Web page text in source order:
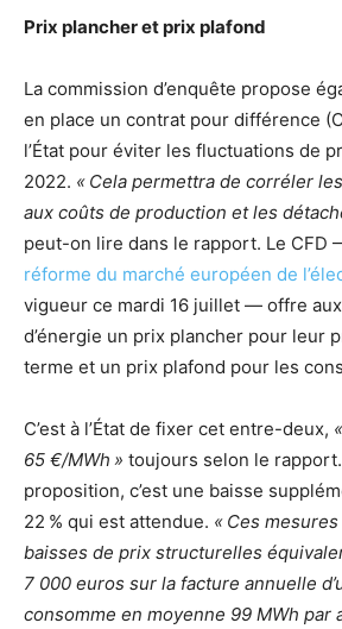
Prix plancher et prix plafond
La commission d’enquête propose
en place un contrat pour différence (
l’État pour éviter les fluctuations de
2022. « Cela permettra de corréler
aux coûts de production et les
peut-on lire dans le rapport. Le CFD
réforme du marché européen de
vigueur ce mardi 16 juillet — offre
d’énergie un prix plancher pour leur
terme et un prix plafond pour les
C’est à l’État de fixer cet entre-deux, «
65 €/MWh » toujours selon le
proposition, c’est une baisse
22 % qui est attendue. « Ces
baisses de prix structurelles
7 000 euros sur la facture annuelle
consomme en moyenne 99 MWh par